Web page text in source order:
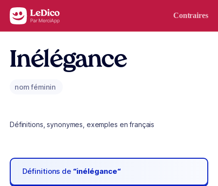
Aller au contenu Contraires
Inélégance
nom féminin
Définitions, synonymes, exemples en français
Définitions de “inélégance“